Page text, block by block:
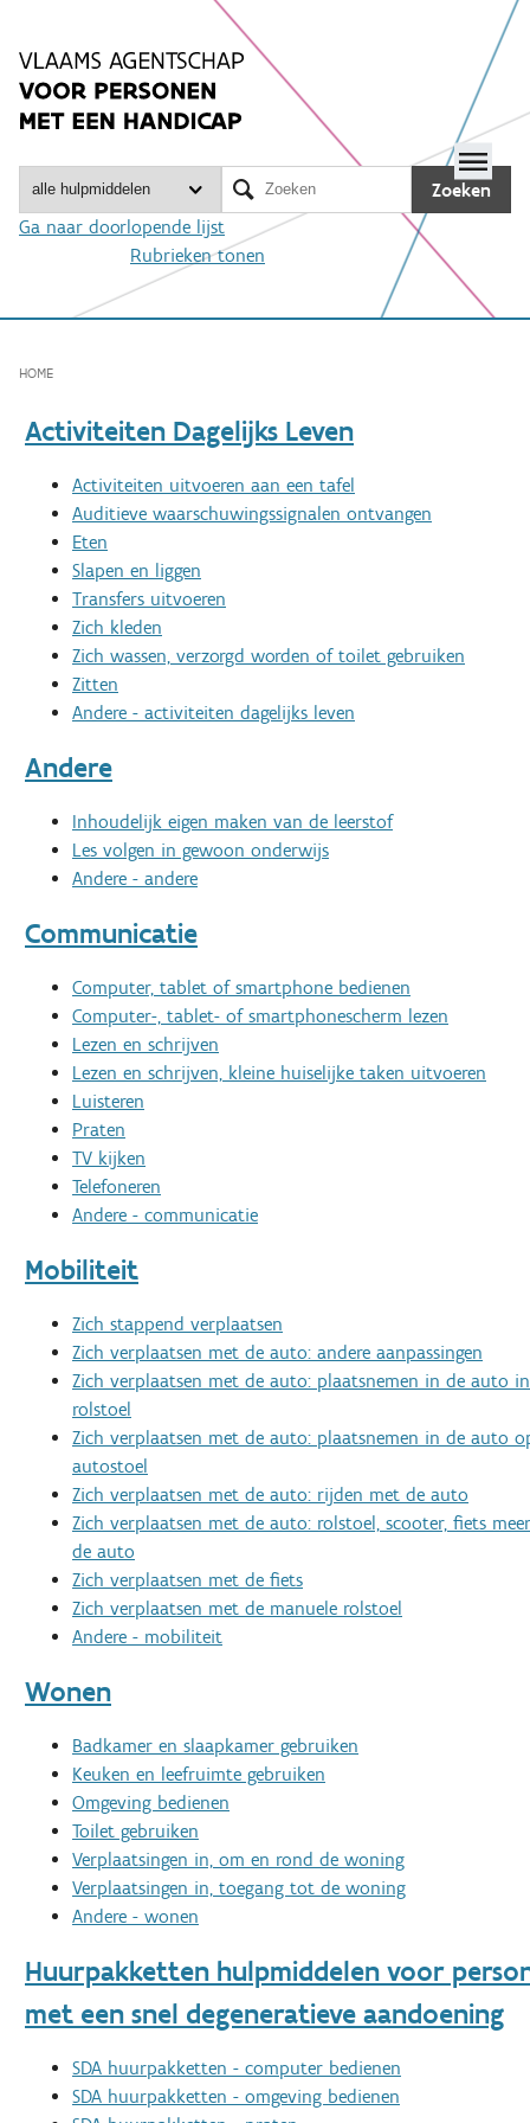
inhoud
Zoeken
Ga naar doorlopende lijst
Rubrieken tonen

HOME
Activiteiten Dagelijks Leven
Activiteiten uitvoeren aan een tafel
Auditieve waarschuwingssignalen ontvangen
Eten
Slapen en liggen
Transfers uitvoeren
Zich kleden
Zich wassen, verzorgd worden of toilet gebruiken
Zitten
Andere - activiteiten dagelijks leven
Andere
Inhoudelijk eigen maken van de leerstof
Les volgen in gewoon onderwijs
Andere - andere
Communicatie
Computer, tablet of smartphone bedienen
Computer-, tablet- of smartphonescherm lezen
Lezen en schrijven
Lezen en schrijven, kleine huiselijke taken uitvoeren
Luisteren
Praten
TV kijken
Telefoneren
Andere - communicatie
Mobiliteit
Zich stappend verplaatsen
Zich verplaatsen met de auto: andere aanpassingen
Zich verplaatsen met de auto: plaatsnemen in de auto
rolstoel
Zich verplaatsen met de auto: plaatsnemen in de auto
autostoel
Zich verplaatsen met de auto: rijden met de auto
Zich verplaatsen met de auto: rolstoel, scooter, fiets
de auto
Zich verplaatsen met de fiets
Zich verplaatsen met de manuele rolstoel
Andere - mobiliteit
Wonen
Badkamer en slaapkamer gebruiken
Keuken en leefruimte gebruiken
Omgeving bedienen
Toilet gebruiken
Verplaatsingen in, om en rond de woning
Verplaatsingen in, toegang tot de woning
Andere - wonen
Huurpakketten hulpmiddelen voor
met een snel degeneratieve aandoening
SDA huurpakketten - computer bedienen
SDA huurpakketten - omgeving bedienen